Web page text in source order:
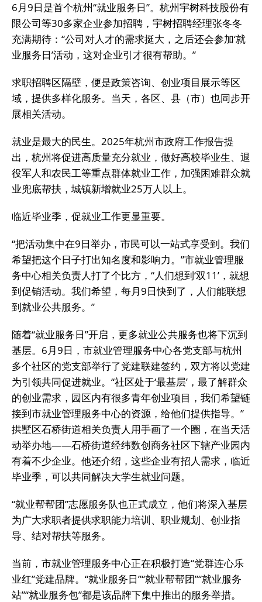
6月9日是首个杭州“就业服务日”。杭州宇树科技股份有
限公司等30多家企业参加招聘，宇树招聘经理张冬冬
充满期待：“公司对人才的需求挺大，之后还会参加‘就
业服务日’活动，这对企业引才很有帮助。”
求职招聘区隔壁，便是政策咨询、创业项目展示等区
域，提供多样化服务。当天，各区、县（市）也同步开
展相关活动。
就业是最大的民生。2025年杭州市政府工作报告提
出，杭州将促进高质量充分就业，做好高校毕业生、退
役军人和农民工等重点群体就业工作，加强困难群众就
业兜底帮扶，城镇新增就业25万人以上。
临近毕业季，促就业工作更显重要。
“把活动集中在9日举办，市民可以一站式享受到。我们
希望把这个日子打出知名度和影响力。”市就业管理服
务中心相关负责人打了个比方，“人们想到‘双11’，就想
到促销活动。我们希望，每月9日快到了，人们能联想
到就业公共服务。”
随着“就业服务日”开启，更多就业公共服务也将下沉到
基层。6月9日，市就业管理服务中心各党支部与杭州
多个社区的党支部举行了党建联建签约，双方将以党建
为引领共同促进就业。“社区处于‘最基层’，最了解群众
的创业需求，园区内有很多青年创业项目，我们希望链
接到市就业管理服务中心的资源，给他们提供指导。”
拱墅区石桥街道相关负责人用手画了一个圈，在当天活
动举办地——石桥街道经纬数创商务社区下辖产业园内
有着不少企业。他还介绍，这些企业有招人需求，临近
毕业季，可以共同解决大学生就业问题。
“就业帮帮团”志愿服务队也正式成立，他们将深入基层
为广大求职者提供求职能力培训、职业规划、创业指
导、结对帮扶等服务。
当前，市就业管理服务中心正在积极打造“党群连心乐
业红”党建品牌。“就业服务日”“就业帮帮团”“就业服务
站”“就业服务包”都是该品牌下集中推出的服务举措。